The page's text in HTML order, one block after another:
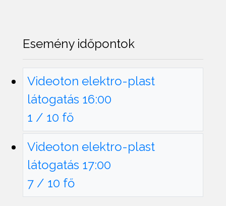
Esemény időpontok
Videoton elektro-plast
látogatás 16:00
1 / 10 fő
Videoton elektro-plast
látogatás 17:00
7 / 10 fő